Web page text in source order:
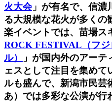
火大会」が有名で、信濃
る大規模な花火が多くの
楽イベントでは、苗場ス
ROCK FESTIVAL（フジ
ル）
」が国内外のアー
ェスとして注目を集めて
ルも盛んで、新潟市民芸
あ）では多彩な公演が行